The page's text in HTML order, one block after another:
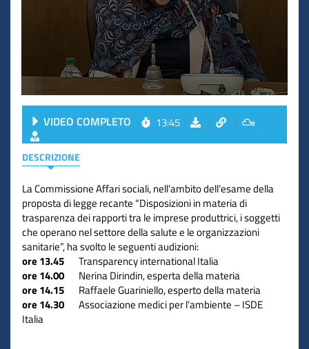
VIDEO COMPLETO 13:45
DESCRIZIONE
La Commissione Affari sociali, nell’ambito dell’esame della
proposta di legge recante “Disposizioni in materia di
trasparenza dei rapporti tra le imprese produttrici, i soggetti
che operano nel settore della salute e le organizzazioni
sanitarie”, ha svolto le seguenti audizioni:
ore 13.45
Transparency international Italia
ore 14.00
Nerina Dirindin, esperta della materia
ore 14.15
Raffaele Guariniello, esperto della materia
ore 14.30
Associazione medici per l’ambiente – ISDE
Italia